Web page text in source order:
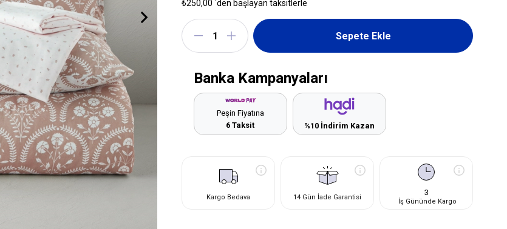
₺250,00 `den başlayan taksitlerle
Banka Kampanyaları
Peşin Fiyatına
6 Taksit
%10 İndirim Kazan
Kargo Bedava 14 Gün İade Garantisi 3
İş Gününde Kargo